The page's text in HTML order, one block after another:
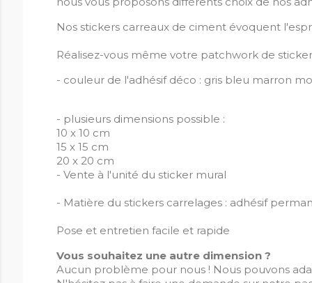
Nos stickers carreaux de ciment évoquent
Réalisez-vous même votre patchwork de
- couleur de l'adhésif déco : gris bleu marron
- plusieurs dimensions possible :
10 x 10 cm
15 x 15 cm
20 x 20 cm
- Vente à l'unité du sticker mural
- Matière du stickers carrelages : adhésif
Pose et entretien facile et rapide
Vous souhaitez une autre dimension ?
Aucun problème pour nous ! Nous pouvons